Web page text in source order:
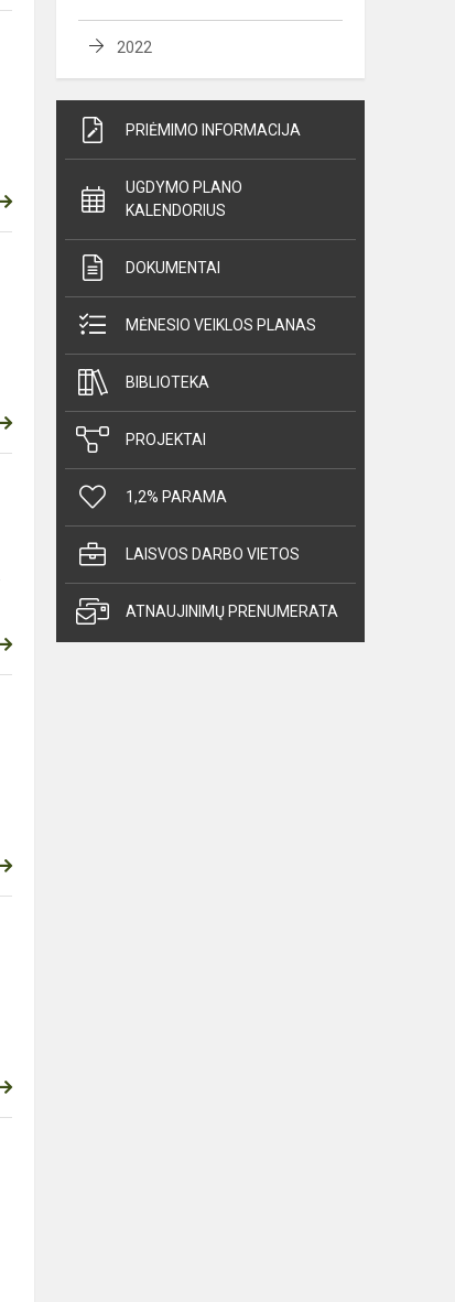
2022
PRIĖMIMO INFORMACIJA
UGDYMO PLANO
KALENDORIUS
DOKUMENTAI
MĖNESIO VEIKLOS PLANAS
BIBLIOTEKA
PROJEKTAI
1,2% PARAMA
LAISVOS DARBO VIETOS
ATNAUJINIMŲ PRENUMERATA